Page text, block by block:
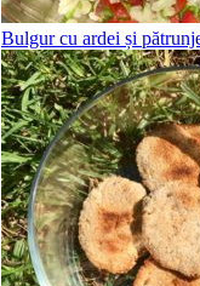
Bulgur cu ardei și